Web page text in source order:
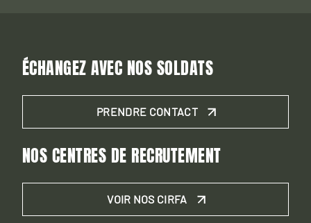
ÉCHANGEZ AVEC NOS SOLDATS
PRENDRE CONTACT
NOS CENTRES DE RECRUTEMENT
VOIR NOS CIRFA